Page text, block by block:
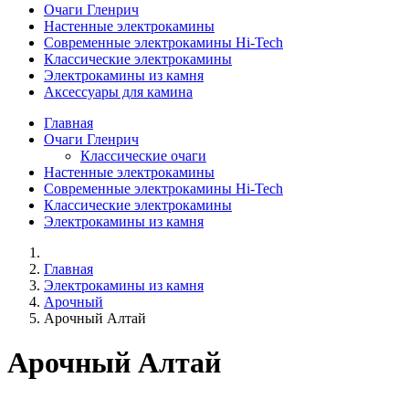
Очаги Гленрич
Настенные электрокамины
Современные электрокамины Hi-Tech
Классические электрокамины
Электрокамины из камня
Аксессуары для камина
Главная
Очаги Гленрич
Классические очаги
Настенные электрокамины
Современные электрокамины Hi-Tech
Классические электрокамины
Электрокамины из камня
Главная
Электрокамины из камня
Арочный
Арочный Алтай
Арочный Алтай